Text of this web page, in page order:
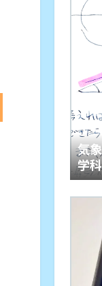
気
学
験」